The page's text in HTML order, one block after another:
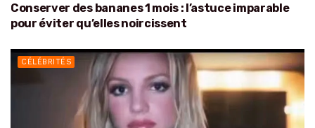
Conserver des bananes 1 mois : l’astuce imparable
pour éviter qu’elles noircissent
CÉLÉBRITÉS